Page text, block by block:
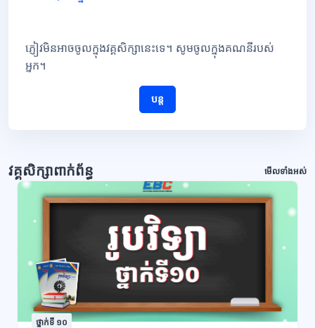
ភ្ញៀវមិនអាចចូលក្នុងវគ្គសិក្សានេះទេ។ សូមចូលក្នុងគណនីរបស់
អ្នក។
បន្ត
វគ្គសិក្សាពាក់ព័ន្ធ មើលទាំងអស់
ថ្នាក់ទី ១០